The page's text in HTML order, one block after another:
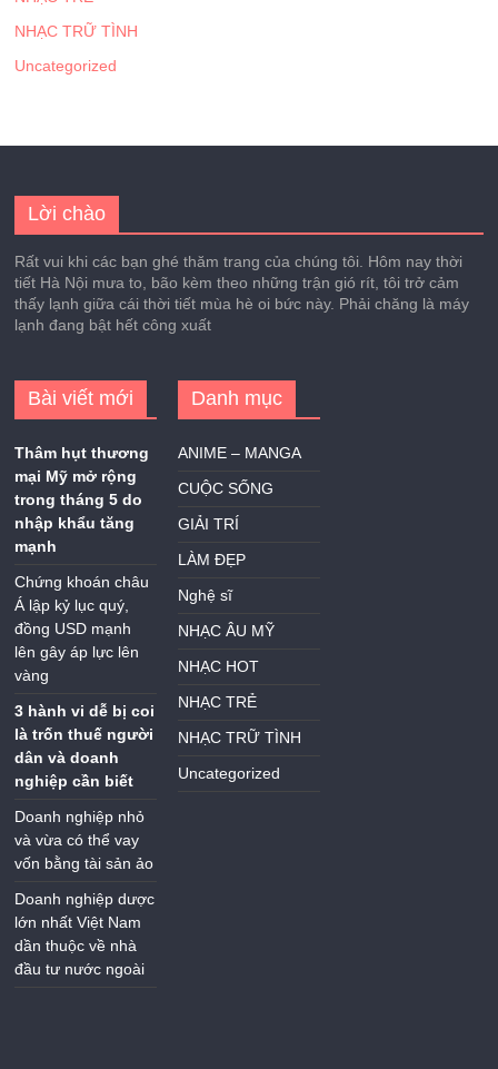
NHẠC TRỮ TÌNH
Uncategorized
Lời chào
Rất vui khi các bạn ghé thăm trang của chúng tôi. Hôm nay thời
tiết Hà Nội mưa to, bão kèm theo những trận gió rít, tôi trở cảm
thấy lạnh giữa cái thời tiết mùa hè oi bức này. Phải chăng là máy
lạnh đang bật hết công xuất
Bài viết mới
Thâm hụt thương
mại Mỹ mở rộng
trong tháng 5 do
nhập khẩu tăng
mạnh
Chứng khoán châu
Á lập kỷ lục quý,
đồng USD mạnh
lên gây áp lực lên
vàng
3 hành vi dễ bị coi
là trốn thuế người
dân và doanh
nghiệp cần biết
Doanh nghiệp nhỏ
và vừa có thể vay
vốn bằng tài sản ảo
Doanh nghiệp dược
lớn nhất Việt Nam
dần thuộc về nhà
đầu tư nước ngoài
Danh mục
ANIME – MANGA
CUỘC SỐNG
GIẢI TRÍ
LÀM ĐẸP
Nghệ sĩ
NHẠC ÂU MỸ
NHẠC HOT
NHẠC TRẺ
NHẠC TRỮ TÌNH
Uncategorized